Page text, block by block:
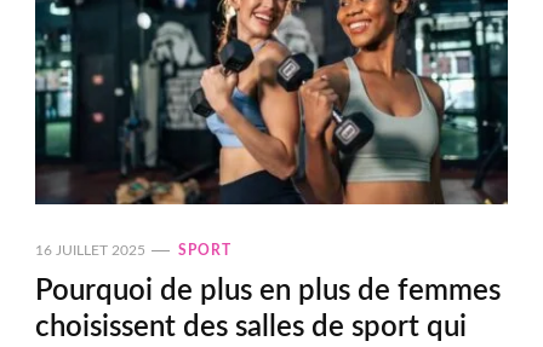
16 JUILLET 2025 SPORT
Pourquoi de plus en plus de femmes
choisissent des salles de sport qui